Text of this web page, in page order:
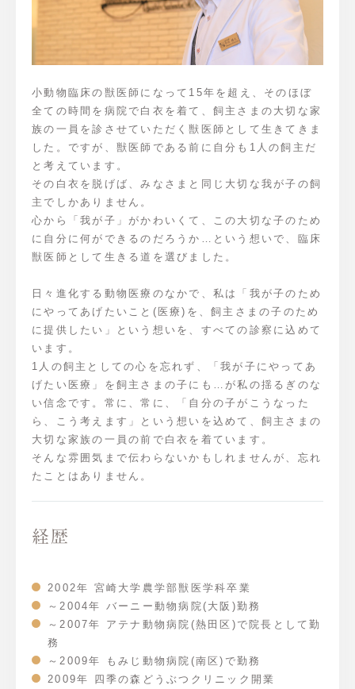
小動物臨床の獣医師になって15年を超え、そのほぼ
全ての時間を病院で白衣を着て、飼主さまの大切な家
族の一員を診させていただく獣医師として生きてきま
した。ですが、獣医師である前に自分も1人の飼主だ
と考えています。
その白衣を脱げば、みなさまと同じ大切な我が子の飼
主でしかありません。
心から「我が子」がかわいくて、この大切な子のため
に自分に何ができるのだろうか…という想いで、臨床
獣医師として生きる道を選びました。
日々進化する動物医療のなかで、私は「我が子のため
にやってあげたいこと(医療)を、飼主さまの子のため
に提供したい」という想いを、すべての診察に込めて
います。
1人の飼主としての心を忘れず、「我が子にやってあ
げたい医療」を飼主さまの子にも…が私の揺るぎのな
い信念です。常に、常に、「自分の子がこうなった
ら、こう考えます」という想いを込めて、飼主さまの
大切な家族の一員の前で白衣を着ています。
そんな雰囲気まで伝わらないかもしれませんが、忘れ
たことはありません。
経歴
2002年 宮崎大学農学部獣医学科卒業
～2004年 バーニー動物病院(大阪)勤務
～2007年 アテナ動物病院(熱田区)で院長として勤
務
～2009年 もみじ動物病院(南区)で勤務
2009年 四季の森どうぶつクリニック開業